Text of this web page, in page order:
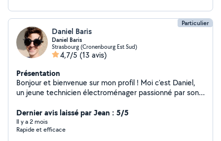
Particulier
Daniel Baris
Daniel Baris
Strasbourg (Cronenbourg Est Sud)
4,7/5 (13 avis)
Présentation
Bonjour et bienvenue sur mon profil ! Moi c'est Daniel,
un jeune technicien électroménager passionné par son
pas ;)
Dernier avis laissé par Jean : 5/5
Il y a 2 mois
Rapide et efficace